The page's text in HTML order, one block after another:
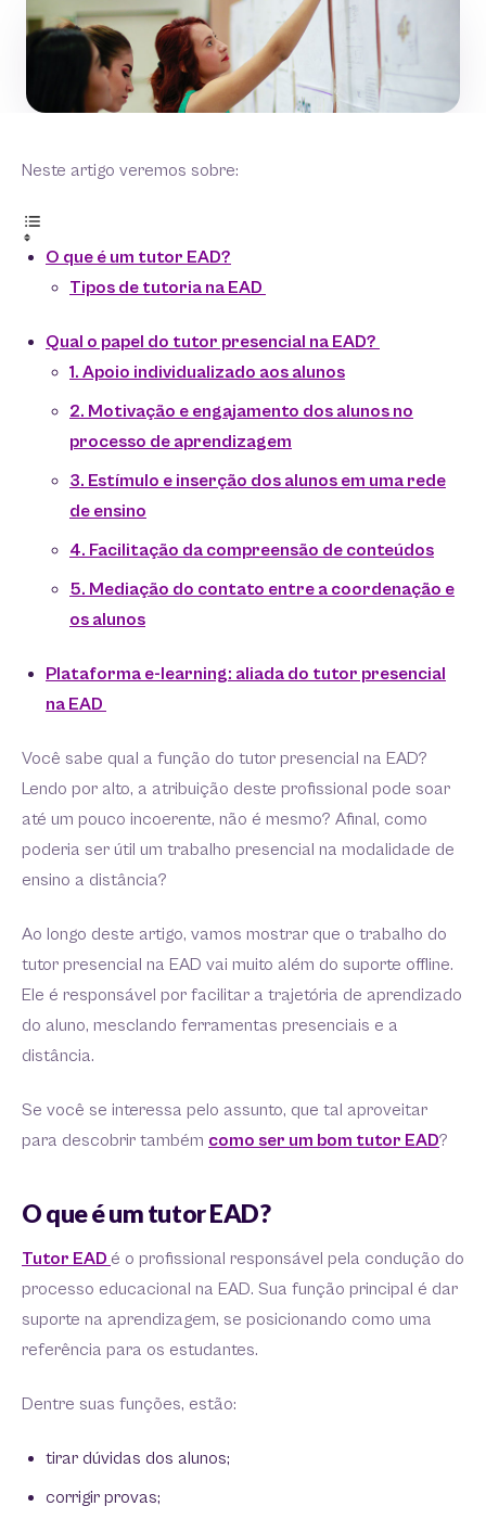
Neste artigo veremos sobre:
O que é um tutor EAD?
Tipos de tutoria na EAD
Qual o papel do tutor presencial na EAD?
1. Apoio individualizado aos alunos
2. Motivação e engajamento dos alunos no
processo de aprendizagem
3. Estímulo e inserção dos alunos em uma rede
de ensino
4. Facilitação da compreensão de conteúdos
5. Mediação do contato entre a coordenação e
os alunos
Plataforma e-learning: aliada do tutor presencial
na EAD
Você sabe qual a função do tutor presencial na EAD?
Lendo por alto, a atribuição deste profissional pode soar
até um pouco incoerente, não é mesmo? Afinal, como
poderia ser útil um trabalho presencial na modalidade de
ensino a distância?
Ao longo deste artigo, vamos mostrar que o trabalho do
tutor presencial na EAD vai muito além do suporte offline.
Ele é responsável por facilitar a trajetória de aprendizado
do aluno, mesclando ferramentas presenciais e a
distância.
Se você se interessa pelo assunto, que tal aproveitar
para descobrir também como ser um bom tutor EAD?
O que é um tutor EAD?
Tutor EAD é o profissional responsável pela condução do
processo educacional na EAD. Sua função principal é dar
suporte na aprendizagem, se posicionando como uma
referência para os estudantes.
Dentre suas funções, estão:
tirar dúvidas dos alunos;
corrigir provas;